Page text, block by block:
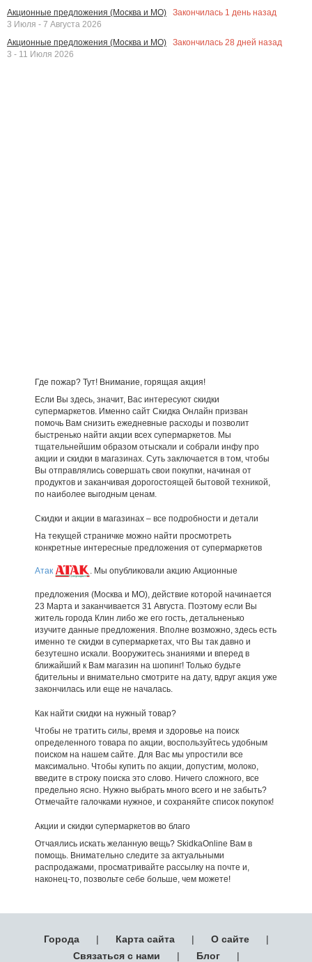
Акционные предложения (Москва и МО)
Закончилась 1 день назад
3 Июля - 7 Августа 2026
Акционные предложения (Москва и МО)
Закончилась 28 дней назад
3 - 11 Июля 2026
Где пожар? Тут! Внимание, горящая акция!
Если Вы здесь, значит, Вас интересуют скидки
супермаркетов. Именно сайт Скидка Онлайн призван
помочь Вам снизить ежедневные расходы и позволит
быстренько найти акции всех супермаркетов. Мы
тщательнейшим образом отыскали и собрали инфу про
акции и скидки в магазинах. Суть заключается в том, чтобы
Вы отправлялись совершать свои покупки, начиная от
продуктов и заканчивая дорогостоящей бытовой техникой,
по наиболее выгодным ценам.
Скидки и акции в магазинах – все подробности и детали
На текущей страничке можно найти просмотреть
конкретные интересные предложения от супермаркетов
Атак . Мы опубликовали акцию Акционные
предложения (Москва и МО), действие которой начинается
23 Марта и заканчивается 31 Августа. Поэтому если Вы
житель города Клин либо же его гость, детальненько
изучите данные предложения. Вполне возможно, здесь есть
именно те скидки в супермаркетах, что Вы так давно и
безутешно искали. Вооружитесь знаниями и вперед в
ближайший к Вам магазин на шопинг! Только будьте
бдительны и внимательно смотрите на дату, вдруг акция уже
закончилась или еще не началась.
Как найти скидки на нужный товар?
Чтобы не тратить силы, время и здоровье на поиск
определенного товара по акции, воспользуйтесь удобным
поиском на нашем сайте. Для Вас мы упростили все
максимально. Чтобы купить по акции, допустим, молоко,
введите в строку поиска это слово. Ничего сложного, все
предельно ясно. Нужно выбрать много всего и не забыть?
Отмечайте галочками нужное, и сохраняйте список покупок!
Акции и скидки супермаркетов во благо
Отчаялись искать желанную вещь? SkidkaOnline Вам в
помощь. Внимательно следите за актуальными
распродажами, просматривайте рассылку на почте и,
наконец-то, позвольте себе больше, чем можете!
Города | Карта сайта | О сайте
|
Связаться с нами
| Блог |